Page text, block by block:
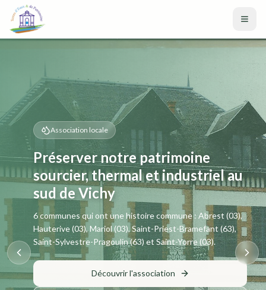
Aller au contenu principal
Association locale
Préserver notre patrimoine
sourcier, thermal et industriel au
sud de Vichy
6 communes qui ont une histoire commune : Abrest (03),
Hauterive (03), Mariol (03), Saint-Priest-Bramefant (63),
Saint-Sylvestre-Pragoulin (63) et Saint-Yorre (03).
Découvrir l'association